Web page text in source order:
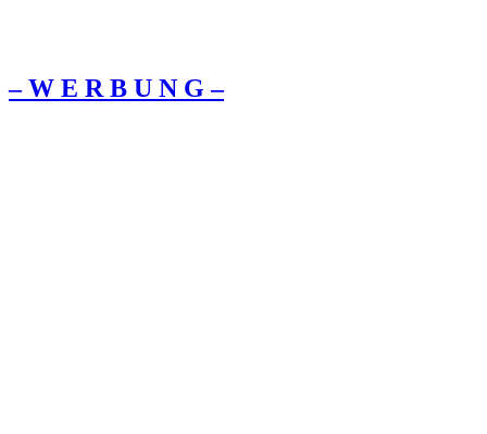
– W Ε R Β U Ν G –